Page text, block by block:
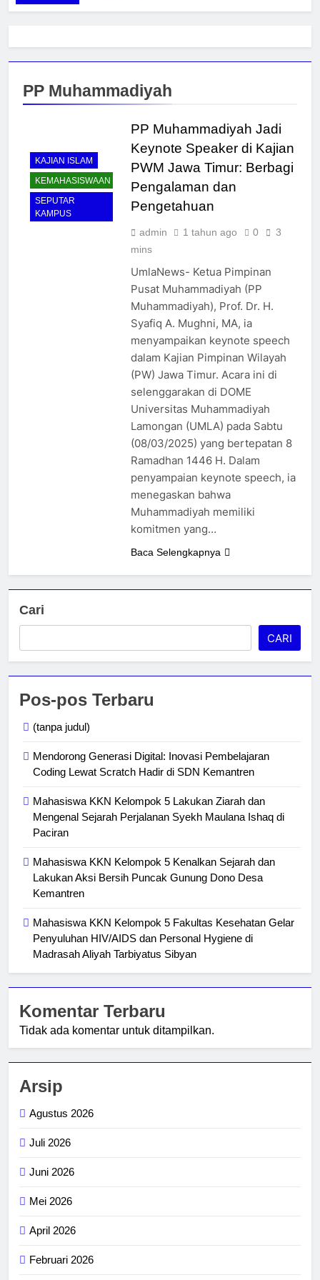
PP Muhammadiyah
KAJIAN ISLAM
KEMAHASISWAAN
SEPUTAR
KAMPUS
PP Muhammadiyah Jadi
Keynote Speaker di Kajian
PWM Jawa Timur: Berbagi
Pengalaman dan
Pengetahuan
admin 1 tahun ago 0
3
mins
UmlaNews- Ketua Pimpinan
Pusat Muhammadiyah (PP
Muhammadiyah), Prof. Dr. H.
Syafiq A. Mughni, MA, ia
menyampaikan keynote speech
dalam Kajian Pimpinan Wilayah
(PW) Jawa Timur. Acara ini di
selenggarakan di DOME
Universitas Muhammadiyah
Lamongan (UMLA) pada Sabtu
(08/03/2025) yang bertepatan 8
Ramadhan 1446 H. Dalam
penyampaian keynote speech, ia
menegaskan bahwa
Muhammadiyah memiliki
komitmen yang…
Baca Selengkapnya
Cari
CARI
Pos-pos Terbaru
(tanpa judul)
Mendorong Generasi Digital: Inovasi Pembelajaran
Coding Lewat Scratch Hadir di SDN Kemantren
Mahasiswa KKN Kelompok 5 Lakukan Ziarah dan
Mengenal Sejarah Perjalanan Syekh Maulana Ishaq di
Paciran
Mahasiswa KKN Kelompok 5 Kenalkan Sejarah dan
Lakukan Aksi Bersih Puncak Gunung Dono Desa
Kemantren
Mahasiswa KKN Kelompok 5 Fakultas Kesehatan Gelar
Penyuluhan HIV/AIDS dan Personal Hygiene di
Madrasah Aliyah Tarbiyatus Sibyan
Komentar Terbaru
Tidak ada komentar untuk ditampilkan.
Arsip
Agustus 2026
Juli 2026
Juni 2026
Mei 2026
April 2026
Februari 2026